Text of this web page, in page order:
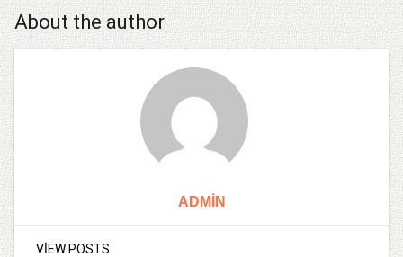
About the author
ADMIN
VIEW POSTS